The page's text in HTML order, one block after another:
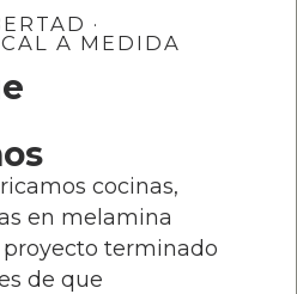
·
A MEDIDA
cocinas,
en melamina
terminado
de que